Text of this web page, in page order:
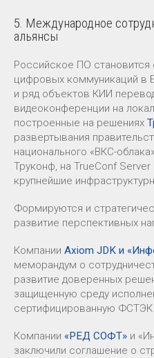
5. Международное
альянсы
Российское ПО становится
цифровых коммуникаций в
и ряд объектов КИИ
видеоконференции на
построенные на решениях
развертывания
национального «ВКС-
Труконф, на TrueConf
крупнейшие
Формируются и
развитие перспективных
Компании Axiom JDK и
меморандум о
развитие доверенных
защищенную среду
сертифицированную ФСТЭК
Компании «РЕД СОФТ» и
заключили соглашение о